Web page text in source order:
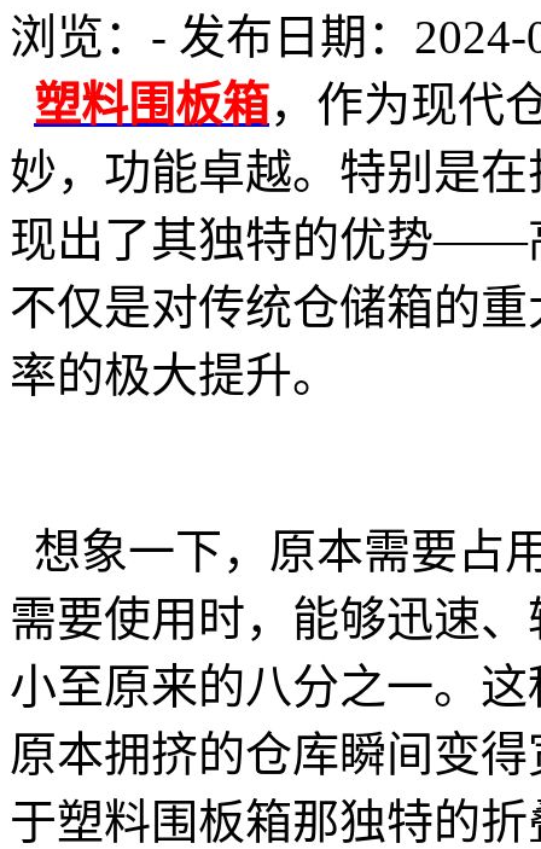
浏览： - 发布日期：2024-
塑料围板箱，作为现代
妙，功能卓越。特别是
现出了其独特的优势——
不仅是对传统仓储箱的
率的极大提升。
想象一下，原本需要占
需要使用时，能够迅速
小至原来的八分之一。
原本拥挤的仓库瞬间变
于塑料围板箱那独特的